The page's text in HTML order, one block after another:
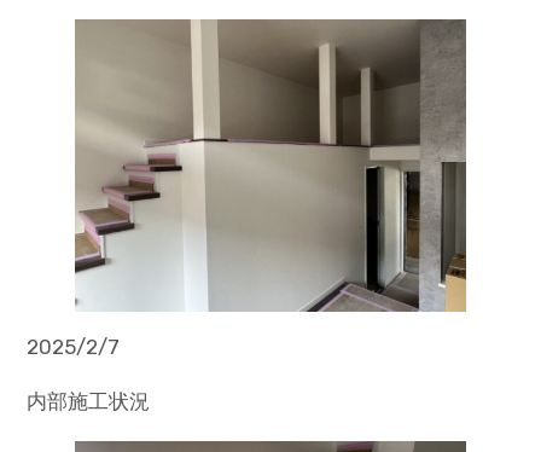
2025/2/7
内部施工状況